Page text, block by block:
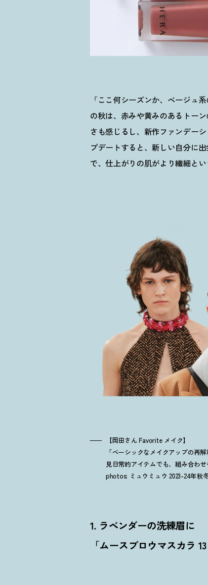
「ここ何シーズンか、ベージュ
の秋は、赤みや黄みのあるトー
さも感じるし、新作ファンデー
プデートすると、新しい自分に出
で、仕上がりの肌がより繊細と
【岡田さん Favorite メイク】
「ベーシックなメイクアップの再
見日常的アイテムでも、組み合わ
photos: ミュウミュウ 2023-24年秋
1. ラベンダーの洗練眉に
「ムースブロウマスカラ